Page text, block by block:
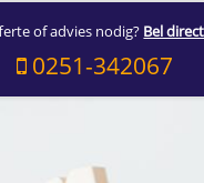
of advies nodig? Bel
0251-342067